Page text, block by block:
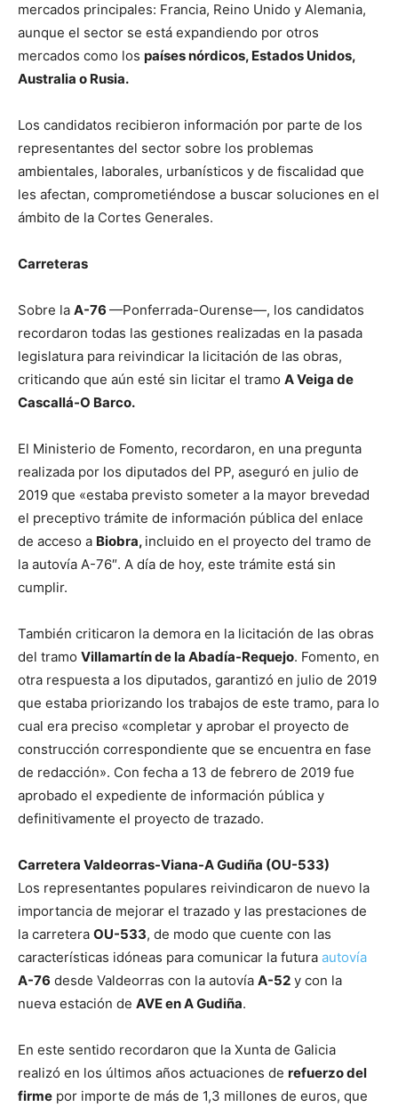
mercados principales: Francia, Reino Unido y Alemania,
aunque el sector se está expandiendo por otros
mercados como los países nórdicos, Estados Unidos,
Australia o Rusia.
Los candidatos recibieron información por parte de los
representantes del sector sobre los problemas
ambientales, laborales, urbanísticos y de fiscalidad que
les afectan, comprometiéndose a buscar soluciones en el
ámbito de la Cortes Generales.
Carreteras
Sobre la A-76 —Ponferrada-Ourense—, los candidatos
recordaron todas las gestiones realizadas en la pasada
legislatura para reivindicar la licitación de las obras,
criticando que aún esté sin licitar el tramo A Veiga de
Cascallá-O Barco.
El Ministerio de Fomento, recordaron, en una pregunta
realizada por los diputados del PP, aseguró en julio de
2019 que «estaba previsto someter a la mayor brevedad
el preceptivo trámite de información pública del enlace
de acceso a Biobra, incluido en el proyecto del tramo de
la autovía A-76″. A día de hoy, este trámite está sin
cumplir.
También criticaron la demora en la licitación de las obras
del tramo Villamartín de la Abadía-Requejo. Fomento, en
otra respuesta a los diputados, garantizó en julio de 2019
que estaba priorizando los trabajos de este tramo, para lo
cual era preciso «completar y aprobar el proyecto de
construcción correspondiente que se encuentra en fase
de redacción». Con fecha a 13 de febrero de 2019 fue
aprobado el expediente de información pública y
definitivamente el proyecto de trazado.
Carretera Valdeorras-Viana-A Gudiña (OU-533)
Los representantes populares reivindicaron de nuevo la
importancia de mejorar el trazado y las prestaciones de
la carretera OU-533, de modo que cuente con las
características idóneas para comunicar la futura autovía
A-76 desde Valdeorras con la autovía A-52 y con la
nueva estación de AVE en A Gudiña.
En este sentido recordaron que la Xunta de Galicia
realizó en los últimos años actuaciones de refuerzo del
firme por importe de más de 1,3 millones de euros, que